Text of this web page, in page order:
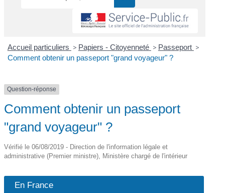
Accueil particuliers > Papiers - Citoyenneté > Passeport >
Comment obtenir un passeport "grand voyageur" ?
Question-réponse
Comment obtenir un passeport
"grand voyageur" ?
Vérifié le 06/08/2019 - Direction de l'information légale et
administrative (Premier ministre), Ministère chargé de l'intérieur
En France